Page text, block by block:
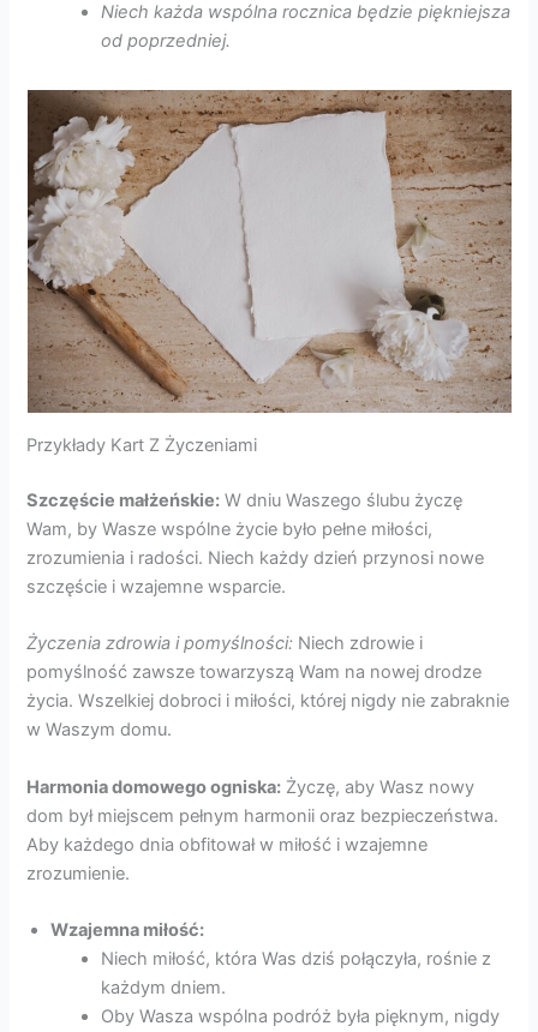
Niech każda wspólna rocznica będzie piękniejsza
od poprzedniej.
Przykłady Kart Z Życzeniami
Szczęście małżeńskie: W dniu Waszego ślubu życzę
Wam, by Wasze wspólne życie było pełne miłości,
zrozumienia i radości. Niech każdy dzień przynosi nowe
szczęście i wzajemne wsparcie.
Życzenia zdrowia i pomyślności: Niech zdrowie i
pomyślność zawsze towarzyszą Wam na nowej drodze
życia. Wszelkiej dobroci i miłości, której nigdy nie zabraknie
w Waszym domu.
Harmonia domowego ogniska: Życzę, aby Wasz nowy
dom był miejscem pełnym harmonii oraz bezpieczeństwa.
Aby każdego dnia obfitował w miłość i wzajemne
zrozumienie.
Wzajemna miłość:
Niech miłość, która Was dziś połączyła, rośnie z
każdym dniem.
Oby Wasza wspólna podróż była pięknym, nigdy